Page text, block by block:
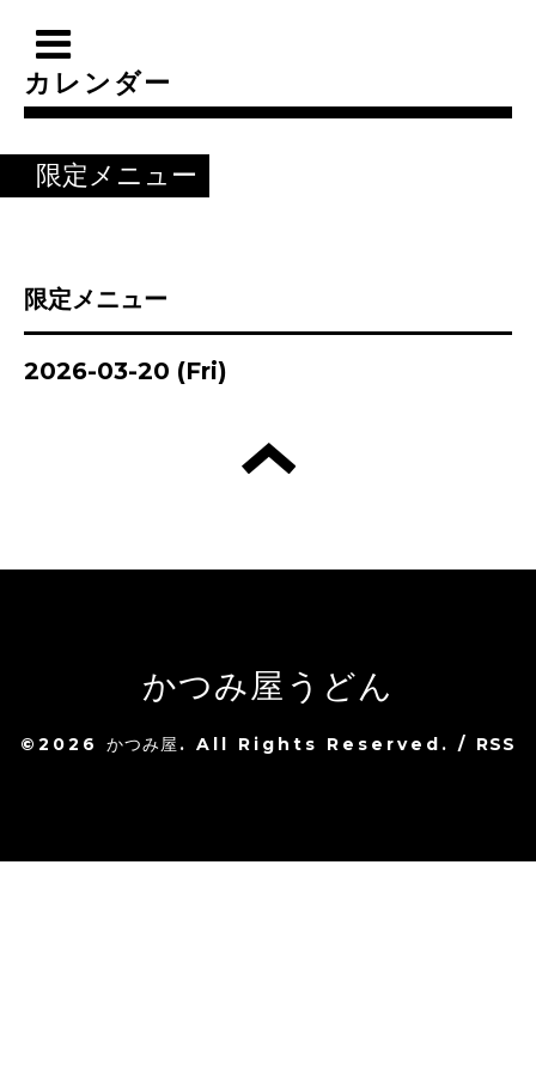
カレンダー
限定メニュー
限定メニュー
2026-03-20 (Fri)
かつみ屋うどん
©2026 かつみ屋 . All Rights Reserved. / RSS